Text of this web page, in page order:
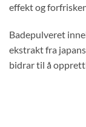
effekt og
Badepulveret
ekstrakt fra
bidrar til å